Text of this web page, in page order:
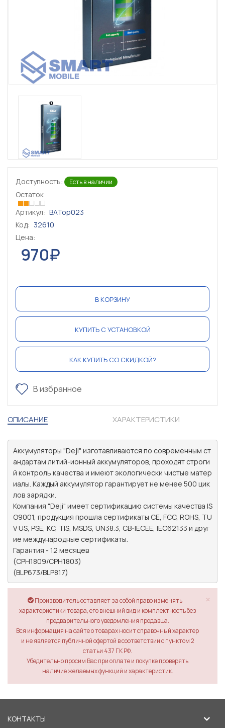
Доступность: Есть в наличии
Остаток
Артикул: BATop023
Код: 32610
Цена:
970₽
В КОРЗИНУ
КУПИТЬ С УСТАНОВКОЙ
КАК КУПИТЬ СО СКИДКОЙ?
В избранное
ОПИСАНИЕ ХАРАКТЕРИСТИКИ
Аккумуляторы "Deji" изготавливаются по современным ст
андартам литий-ионный аккумуляторов, проходят строги
й контроль качества и имеют экологически чистые матер
иалы. Каждый аккумулятор гарантирует не менее 500 цик
лов зарядки.
Компания "Deji" имеет сертификацию системы качества IS
O9001, продукция прошла сертификаты CE, FCC, ROHS, TU
V US, PSE, KC, TIS, MSDS, UN38.3, CB-IECEE, IEC62133 и друг
ие международные сертификаты.
Гарантия - 12 месяцев
(CPH1809/CPH1803)
(BLP673/BLP817)
×
Производитель оставляет за собой право изменять
характеристики товара, его внешний вид и комплектность без
предварительного уведомления продавца.
Вся информация на сайте о товарах носит справочный характер
и не является публичной офертой в соответствии с пунктом 2
статьи 437 ГК РФ.
Убедительно просим Вас при оплате и покупке проверять
наличие желаемых функций и характеристик.
КОНТАКТЫ